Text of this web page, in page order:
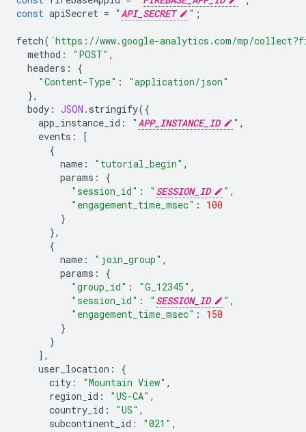
const apiSecret = "API_SECRET " ;
fetch( `https://www.google-analytics.com/mp/
method : "POST" ,
headers :
{
"Content-Type" :
"application/json"
},
body : JSON . stringify({
app_instance_id : "APP_INSTANCE_ID " ,
events :
[
{
name : "tutorial_begin" ,
params :
{
"session_id" : " SESSION_ID " ,
"engagement_time_msec" :
100
}
},
{
name : "join_group" ,
params :
{
"group_id" : "G_12345" ,
"session_id" : " SESSION_ID " ,
"engagement_time_msec" :
150
}
}
],
user_location :
{
city : "Mountain View" ,
region_id : "US-CA" ,
country_id : "US" ,
subcontinent_id : "021" ,